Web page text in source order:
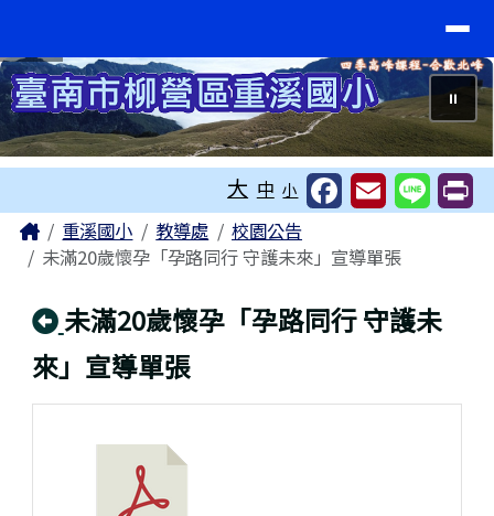
⏸
大 中 小
主內容區域
Home重溪國小 教導處
校園公告
未滿20歲懷孕「孕路同行 守護未來」宣導單張
回上頁
未滿20歲懷孕「孕路同行 守護未
來」宣導單張
頁尾區域